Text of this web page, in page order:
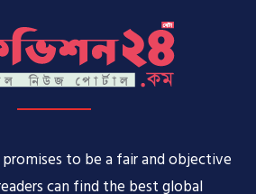
to be a fair and objective
can find the best global